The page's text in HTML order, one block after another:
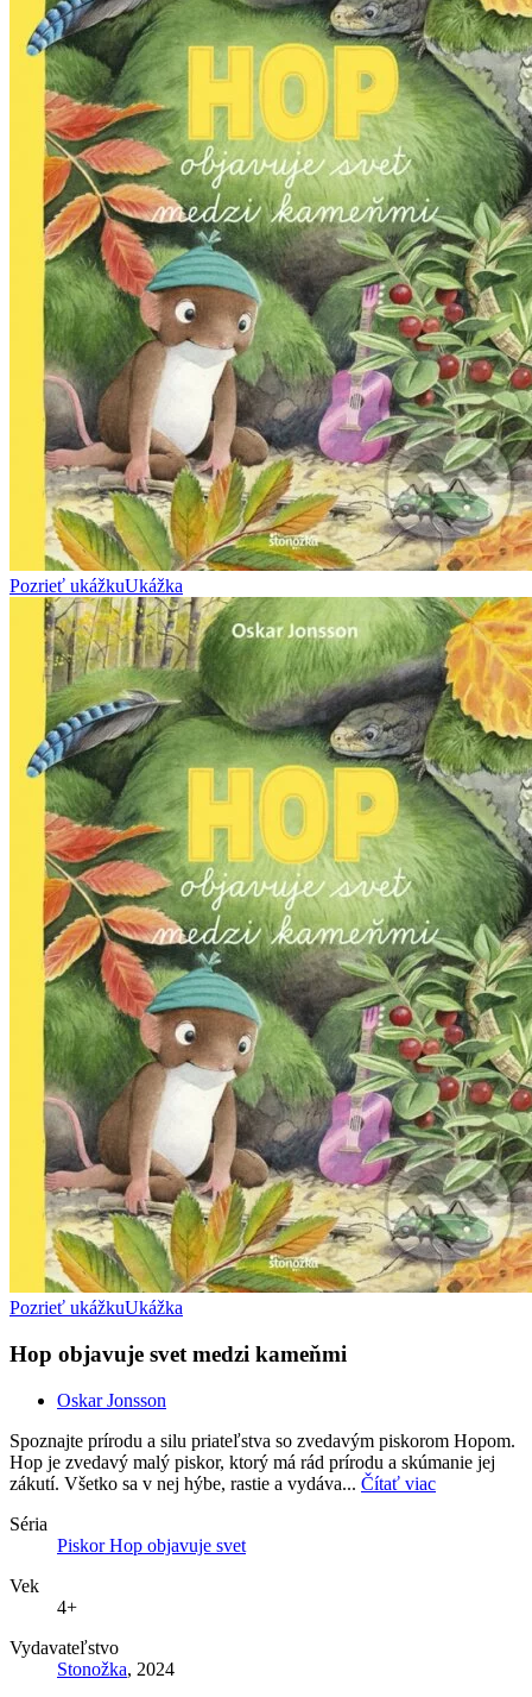
Pozrieť ukážkuUkážka
Pozrieť ukážkuUkážka
Hop objavuje svet medzi kameňmi
Oskar Jonsson
Spoznajte prírodu a silu priateľstva so zvedavým piskorom Hopom.
Hop je zvedavý malý piskor, ktorý má rád prírodu a skúmanie jej
zákutí. Všetko sa v nej hýbe, rastie a vydáva... Čítať viac
Séria
Piskor Hop objavuje svet
Vek
4+
Vydavateľstvo
Stonožka, 2024